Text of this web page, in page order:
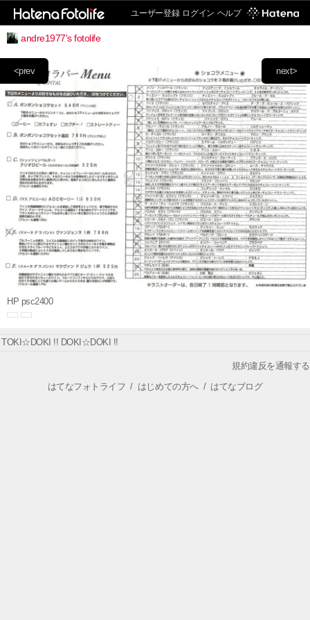
ユーザー登録 ログイン ヘルプ
andre1977's fotolife
next>
<prev
HP psc2400
TOKI☆DOKI !! DOKI☆DOKI !!
規約違反を通報する
はてなフォトライフ / はじめての方へ/ はてなブログ